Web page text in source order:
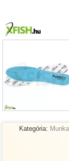
Kategória: